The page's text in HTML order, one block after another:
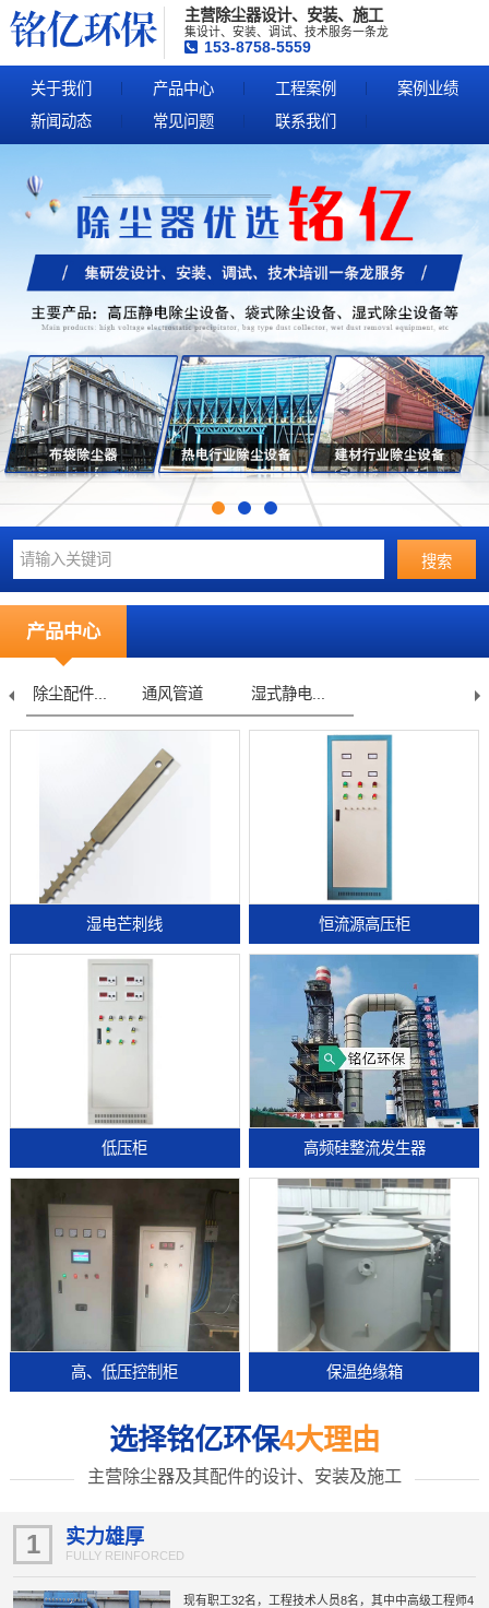
主营除尘器设计、安装、施工
集设计、安装、调试、技术服务一条龙
153-8758-5559
关于我们 产品中心 工程案例
案例业绩
新闻动态
常见问题 联系我们
产品中心
除尘配件... 通风管道 湿式静电...
湿电芒刺线 恒流源高压柜
低压柜 高频硅整流发生器
高、低压控制柜 保温绝缘箱
选择铭亿环保4大理由
主营除尘器及其配件的设计、安装及施工
1 实力雄厚
FULLY REINFORCED
现有职工32名，工程技术人员8名，其中中高级工程师4